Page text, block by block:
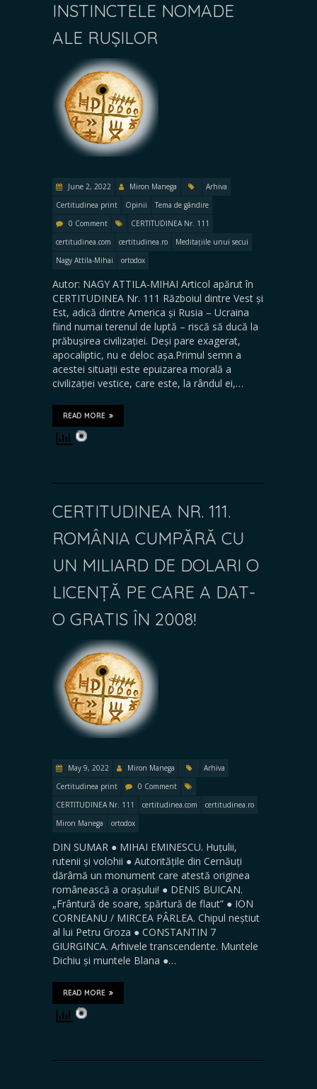
INSTINCTELE NOMADE
ALE RUȘILOR
June 2, 2022 Miron Manega
Arhiva
Certitudinea print
Opinii
Tema de gândire
0 Comment
CERTITUDINEA Nr. 111
certitudinea.com
certitudinea.ro
Meditațiile unui secui
Nagy Attila-Mihai
ortodox
Autor: NAGY ATTILA-MIHAI Articol apărut în
CERTITUDINEA Nr. 111 Războiul dintre Vest și
Est, adică dintre America și Rusia – Ucraina
fiind numai terenul de luptă – riscă să ducă la
prăbușirea civilizației. Deși pare exagerat,
apocaliptic, nu e deloc așa.Primul semn a
acestei situații este epuizarea morală a
civilizației vestice, care este, la rândul ei,…
READ MORE
CERTITUDINEA NR. 111.
ROMÂNIA CUMPĂRĂ CU
UN MILIARD DE DOLARI O
LICENȚĂ PE CARE A DAT-
O GRATIS ÎN 2008!
May 9, 2022 Miron Manega
Arhiva
Certitudinea print
0 Comment
CERTITUDINEA Nr. 111
certitudinea.com
certitudinea.ro
Miron Manega
ortodox
DIN SUMAR ● MIHAI EMINESCU. Huțulii,
rutenii și volohii ● Autoritățile din Cernăuți
dărâmă un monument care atestă originea
românească a orașului! ● DENIS BUICAN.
„Frântură de soare, spărtură de flaut” ● ION
CORNEANU / MIRCEA PÂRLEA. Chipul neștiut
al lui Petru Groza ● CONSTANTIN 7
GIURGINCA. Arhivele transcendente. Muntele
Dichiu și muntele Blana ●…
READ MORE